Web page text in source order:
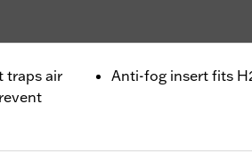
traps air
Anti-fog insert fits